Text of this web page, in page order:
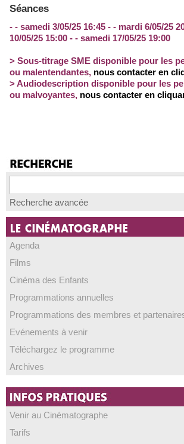
Séances
- - samedi 3/05/25 16:45 - - mardi 6/05/25 20:30 - - samedi
10/05/25 15:00 - - samedi 17/05/25 19:00
> Sous-titrage SME disponible pour les
ou malentendantes, nous contacter en
> Audiodescription disponible pour les
ou malvoyantes, nous contacter en
Recherche avancée
Agenda
Films
Cinéma des Enfants
Programmations annuelles
Programmations des membres et
Evénements à venir
Téléchargez le programme
Archives
Venir au Cinématographe
Tarifs